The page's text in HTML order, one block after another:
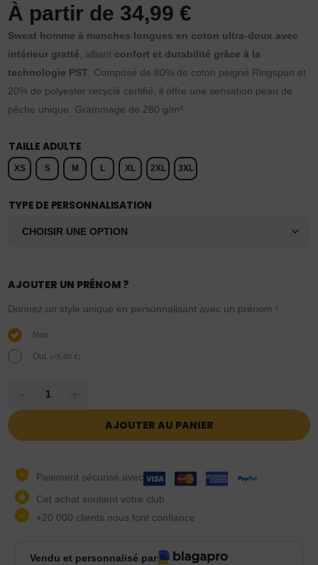
À partir de 34,99€
Sweat homme à manches longues en coton ultra-doux avec
intérieur gratté , alliant confort et durabilité grâce à la
technologie PST . Composé de 80% de coton peigné Ringspun et
20% de polyester recyclé certifié, il offre une sensation peau de
pêche unique. Grammage de 280 g/m².
TAILLE ADULTE
XS S M L XL 2XL 3XL
TYPE DE PERSONNALISATION
AJOUTER UN PRÉNOM ?
Donnez un style unique en personnalisant avec un prénom !
Non
Oui. (+5,00€)
AJOUTER AU PANIER
Paiement sécurisé avec
Cet achat soutient votre club
+20 000 clients nous font confiance
Vendu et personnalisé par